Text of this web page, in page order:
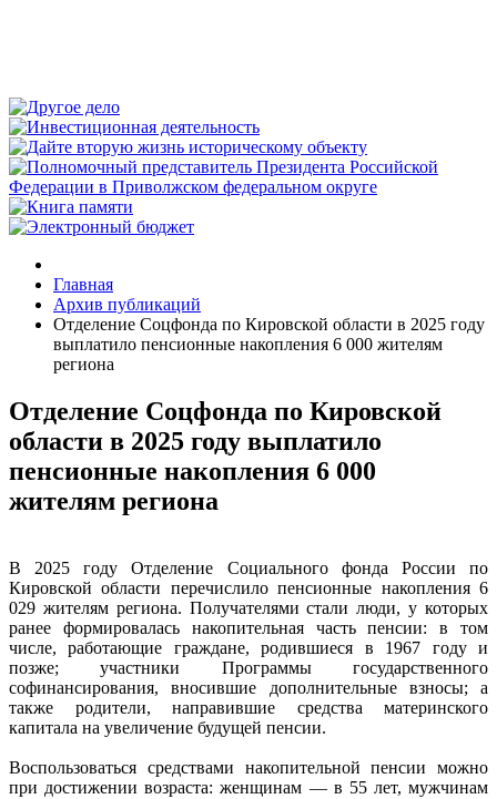
Главная
Архив публикаций
Отделение Соцфонда по Кировской области в 2025 году
выплатило пенсионные накопления 6 000 жителям
региона
Отделение Соцфонда по Кировской
области в 2025 году выплатило
пенсионные накопления 6 000
жителям региона
В 2025 году Отделение Социального фонда России по
Кировской области перечислило пенсионные накопления 6
029 жителям региона. Получателями стали люди, у которых
ранее формировалась накопительная часть пенсии: в том
числе, работающие граждане, родившиеся в 1967 году и
позже; участники Программы государственного
софинансирования, вносившие дополнительные взносы; а
также родители, направившие средства материнского
капитала на увеличение будущей пенсии.
Воспользоваться средствами накопительной пенсии можно
при достижении возраста: женщинам — в 55 лет, мужчинам